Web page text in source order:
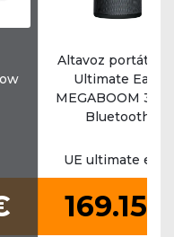
Altavoz portátil
Ultimate Ears
MEGABOOM 3
Bluetooth
UE ultimate ears
169.15€